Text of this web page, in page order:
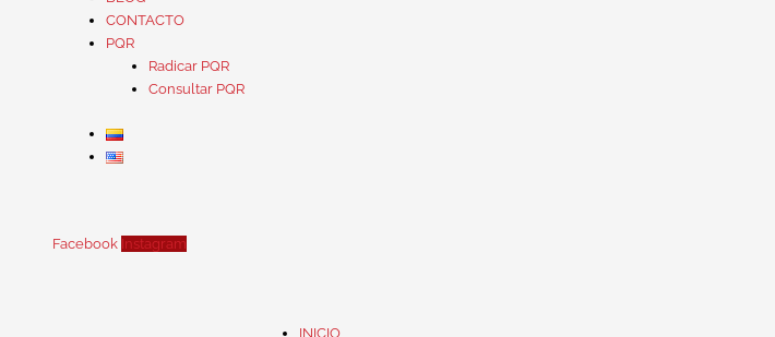
CONTACTO
PQR
Radicar PQR
Consultar PQR
Facebook Instagram
INICIO